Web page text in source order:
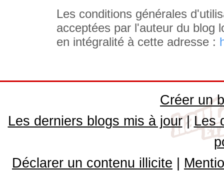
Les conditions générales
acceptées par l'auteur du blog
en intégralité à cette adresse :
Créer un
Les derniers blogs mis à jour| Les
Déclarer un contenu illicite